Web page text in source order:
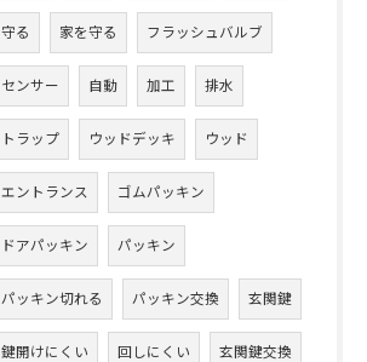
守る 家を守る フラッシュバルブ
センサー 自動 加工 排水
トラップ ウッドデッキ ウッド
エントランス ゴムパッキン
ドアパッキン パッキン
パッキン切れる パッキン交換 玄関鍵
鍵開けにくい 回しにくい 玄関鍵交換